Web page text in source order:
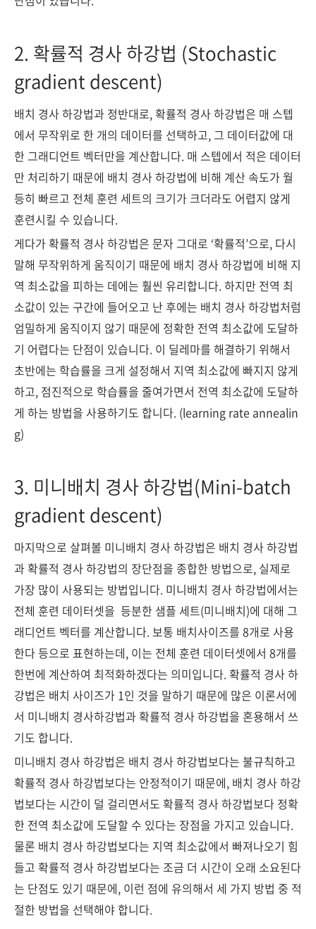
2. 확률적 경사 하강법 (Stochastic
gradient descent)
배치 경사 하강법과 정반대로, 확률적 경사 하강법은 매 스텝
에서 무작위로 한 개의 데이터를 선택하고, 그 데이터값에 대
한 그래디언트 벡터만을 계산합니다. 매 스텝에서 적은 데이터
만 처리하기 때문에 배치 경사 하강법에 비해 계산 속도가 월
등히 빠르고 전체 훈련 세트의 크기가 크더라도 어렵지 않게
훈련시킬 수 있습니다.
게다가 확률적 경사 하강법은 문자 그대로 ‘확률적’으로, 다시
말해 무작위하게 움직이기 때문에 배치 경사 하강법에 비해 지
역 최소값을 피하는 데에는 훨씬 유리합니다. 하지만 전역 최
소값이 있는 구간에 들어오고 난 후에는 배치 경사 하강법처럼
엄밀하게 움직이지 않기 때문에 정확한 전역 최소값에 도달하
기 어렵다는 단점이 있습니다. 이 딜레마를 해결하기 위해서
초반에는 학습률을 크게 설정해서 지역 최소값에 빠지지 않게
하고, 점진적으로 학습률을 줄여가면서 전역 최소값에 도달하
게 하는 방법을 사용하기도 합니다. (learning rate annealin
g)
3. 미니배치 경사 하강법(Mini-batch
gradient descent)
마지막으로 살펴볼 미니배치 경사 하강법은 배치 경사 하강법
과 확률적 경사 하강법의 장단점을 종합한 방법으로, 실제로
가장 많이 사용되는 방법입니다. 미니배치 경사 하강법에서는
전체 훈련 데이터셋을 등분한 샘플 세트(미니배치)에 대해 그
래디언트 벡터를 계산합니다. 보통 배치사이즈를 8개로 사용
한다 등으로 표현하는데, 이는 전체 훈련 데이터셋에서 8개를
한번에 계산하여 최적화하겠다는 의미입니다. 확률적 경사 하
강법은 배치 사이즈가 1인 것을 말하기 때문에 많은 이론서에
서 미니배치 경사하강법과 확률적 경사 하강법을 혼용해서 쓰
기도 합니다.
미니배치 경사 하강법은 배치 경사 하강법보다는 불규칙하고
확률적 경사 하강법보다는 안정적이기 때문에, 배치 경사 하강
법보다는 시간이 덜 걸리면서도 확률적 경사 하강법보다 정확
한 전역 최소값에 도달할 수 있다는 장점을 가지고 있습니다.
물론 배치 경사 하강법보다는 지역 최소값에서 빠져나오기 힘
들고 확률적 경사 하강법보다는 조금 더 시간이 오래 소요된다
는 단점도 있기 때문에, 이런 점에 유의해서 세 가지 방법 중 적
절한 방법을 선택해야 합니다.